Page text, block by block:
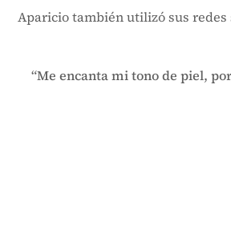
Aparicio también utilizó sus
“Me encanta mi tono de piel,